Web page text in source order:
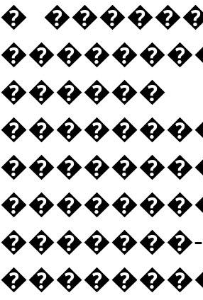
�